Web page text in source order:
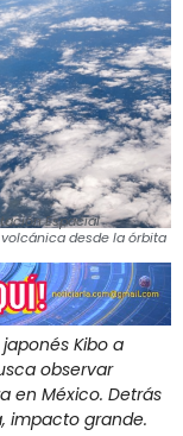
Espacial
desde la órbita
Kibo a
observar
en México. Detrás
impacto grande.